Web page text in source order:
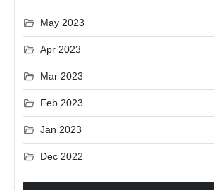
folder_open May 2023
folder_open Apr 2023
folder_open Mar 2023
folder_open Feb 2023
folder_open Jan 2023
folder_open Dec 2022